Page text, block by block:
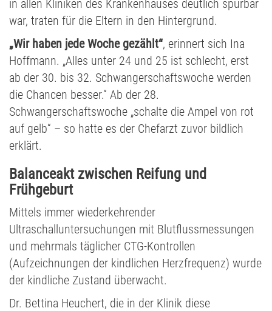
in allen Kliniken des Krankenhauses deutlich spürbar
war, traten für die Eltern in den Hintergrund.
„Wir haben jede Woche gezählt“, erinnert sich Ina
Hoffmann. „Alles unter 24 und 25 ist schlecht, erst
ab der 30. bis 32. Schwangerschaftswoche werden
die Chancen besser.“ Ab der 28.
Schwangerschaftswoche „schalte die Ampel von rot
auf gelb“ – so hatte es der Chefarzt zuvor bildlich
erklärt.
Balanceakt zwischen Reifung und
Frühgeburt
Mittels immer wiederkehrender
Ultraschalluntersuchungen mit Blutflussmessungen
und mehrmals täglicher CTG-Kontrollen
(Aufzeichnungen der kindlichen Herzfrequenz) wurde
der kindliche Zustand überwacht.
Dr. Bettina Heuchert, die in der Klinik diese